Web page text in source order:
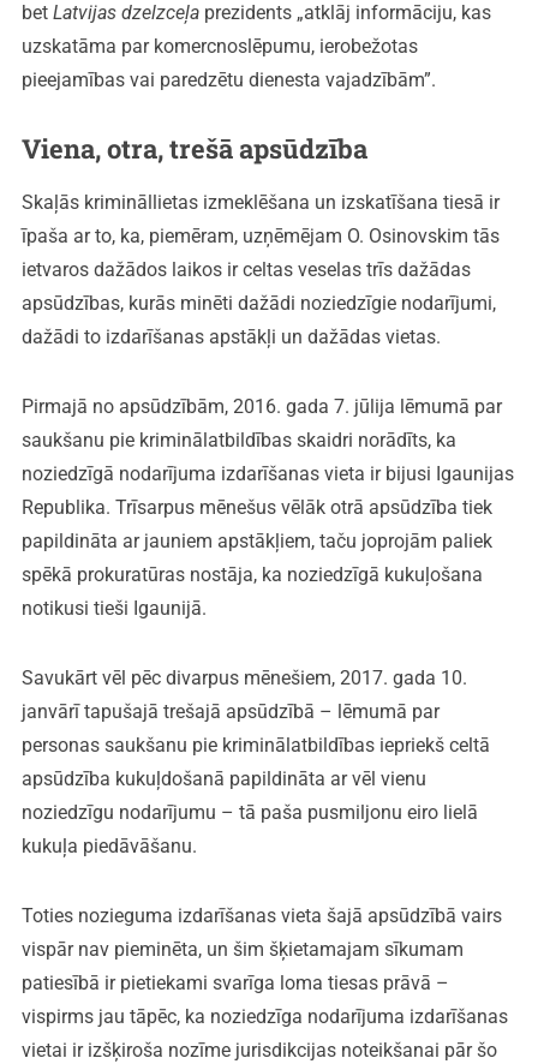
bet Latvijas dzelzceļa prezidents „atklāj informāciju, kas
uzskatāma par komercnoslēpumu, ierobežotas
pieejamības vai paredzētu dienesta vajadzībām”.
Viena, otra, trešā apsūdzība
Skaļās krimināllietas izmeklēšana un izskatīšana tiesā ir
īpaša ar to, ka, piemēram, uzņēmējam O. Osinovskim tās
ietvaros dažādos laikos ir celtas veselas trīs dažādas
apsūdzības, kurās minēti dažādi noziedzīgie nodarījumi,
dažādi to izdarīšanas apstākļi un dažādas vietas.
Pirmajā no apsūdzībām, 2016. gada 7. jūlija lēmumā par
saukšanu pie kriminālatbildības skaidri norādīts, ka
noziedzīgā nodarījuma izdarīšanas vieta ir bijusi Igaunijas
Republika. Trīsarpus mēnešus vēlāk otrā apsūdzība tiek
papildināta ar jauniem apstākļiem, taču joprojām paliek
spēkā prokuratūras nostāja, ka noziedzīgā kukuļošana
notikusi tieši Igaunijā.
Savukārt vēl pēc divarpus mēnešiem, 2017. gada 10.
janvārī tapušajā trešajā apsūdzībā – lēmumā par
personas saukšanu pie kriminālatbildības iepriekš celtā
apsūdzība kukuļdošanā papildināta ar vēl vienu
noziedzīgu nodarījumu – tā paša pusmiljonu eiro lielā
kukuļa piedāvāšanu.
Toties nozieguma izdarīšanas vieta šajā apsūdzībā vairs
vispār nav pieminēta, un šim šķietamajam sīkumam
patiesībā ir pietiekami svarīga loma tiesas prāvā –
vispirms jau tāpēc, ka noziedzīga nodarījuma izdarīšanas
vietai ir izšķiroša nozīme jurisdikcijas noteikšanai pār šo